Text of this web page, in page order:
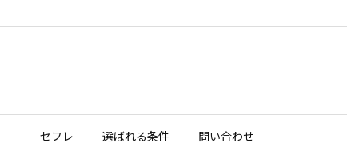
セフレ 選ばれる条件 問い合わせ